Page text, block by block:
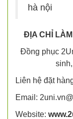
hà nội
ĐỊA CHỈ
Đồng phục
Liên hệ đặt
Email:
Website: